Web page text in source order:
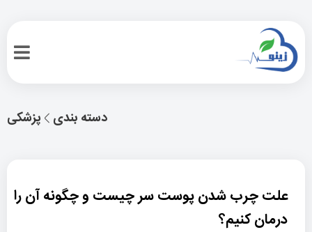
پزشکی دسته بندی
علت چرب شدن پوست سر چیست و چگونه آن را
درمان کنیم؟